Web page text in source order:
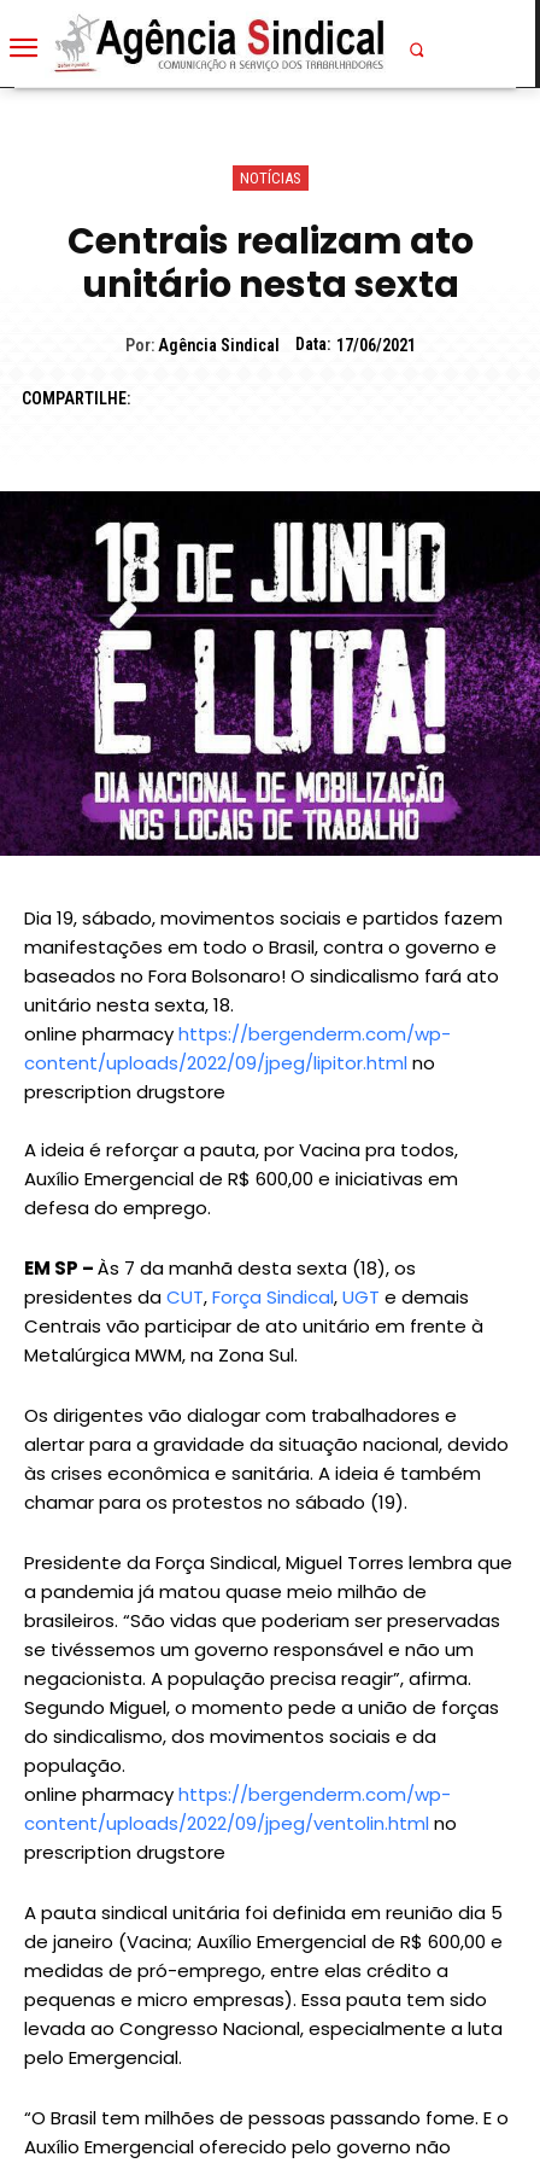
NOTÍCIAS
Centrais realizam ato
unitário nesta sexta
Por: Agência Sindical Data: 17/06/2021
COMPARTILHE:
Dia 19, sábado, movimentos sociais e partidos fazem
manifestações em todo o Brasil, contra o governo e
baseados no Fora Bolsonaro! O sindicalismo fará ato
unitário nesta sexta, 18.
online pharmacyhttps://bergenderm.com/wp-
content/uploads/2022/09/jpeg/lipitor.htmlno
prescription drugstore
A ideia é reforçar a pauta, por Vacina pra todos,
Auxílio Emergencial de R$ 600,00 e iniciativas em
defesa do emprego.
EM SP –Às 7 da manhã desta sexta (18), os
presidentes daCUT,Força Sindical,UGT e demais
Centrais vão participar de ato unitário em frente à
Metalúrgica MWM, na Zona Sul.
Os dirigentes vão dialogar com trabalhadores e
alertar para a gravidade da situação nacional, devido
às crises econômica e sanitária. A ideia é também
chamar para os protestos no sábado (19).
Presidente da Força Sindical, Miguel Torres lembra que
a pandemia já matou quase meio milhão de
brasileiros. “São vidas que poderiam ser preservadas
se tivéssemos um governo responsável e não um
negacionista. A população precisa reagir”, afirma.
Segundo Miguel, o momento pede a união de forças
do sindicalismo, dos movimentos sociais e da
população.
online pharmacyhttps://bergenderm.com/wp-
content/uploads/2022/09/jpeg/ventolin.htmlno
prescription drugstore
A pauta sindical unitária foi definida em reunião dia 5
de janeiro (Vacina; Auxílio Emergencial de R$ 600,00 e
medidas de pró-emprego, entre elas crédito a
pequenas e micro empresas). Essa pauta tem sido
levada ao Congresso Nacional, especialmente a luta
pelo Emergencial.
“O Brasil tem milhões de pessoas passando fome. E o
Auxílio Emergencial oferecido pelo governo não